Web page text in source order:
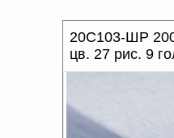
20С103-ШР
цв. 27 рис. 9